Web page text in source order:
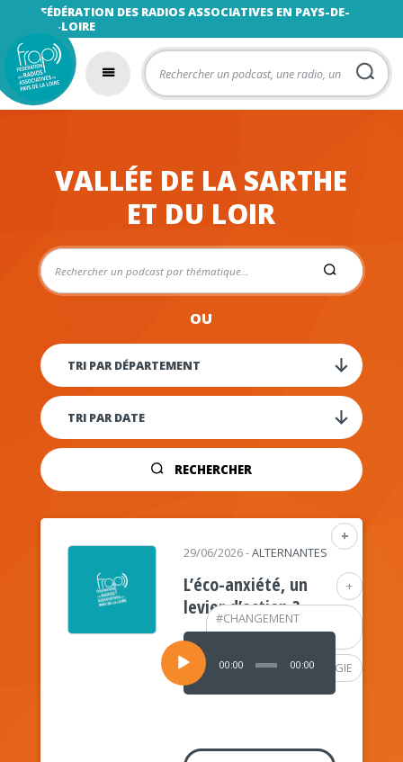
FÉDÉRATION DES RADIOS ASSOCIATIVES EN PAYS-DE-
LA-LOIRE
VALLÉE DE LA SARTHE
ET DU LOIR
OU
RECHERCHER
+
+
#CHANGEMENT
CLIMATIQUE
#PSYCHOLOGIE
29/06/2026-ALTERNANTES
L’éco-anxiété, un
levier d’action ?
Lecteur
audio
00:00 00:00